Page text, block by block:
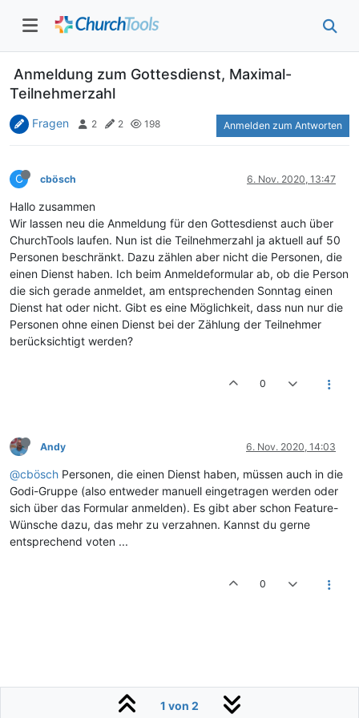
Anmeldung zum Gottesdienst, Maximal-
Teilnehmerzahl
Fragen 2 2 198 Anmelden zum Antworten
C cbösch 6. Nov. 2020, 13:47
Hallo zusammen
Wir lassen neu die Anmeldung für den Gottesdienst auch über
ChurchTools laufen. Nun ist die Teilnehmerzahl ja aktuell auf 50
Personen beschränkt. Dazu zählen aber nicht die Personen, die
einen Dienst haben. Ich beim Anmeldeformular ab, ob die Person
die sich gerade anmeldet, am entsprechenden Sonntag einen
Dienst hat oder nicht. Gibt es eine Möglichkeit, dass nun nur die
Personen ohne einen Dienst bei der Zählung der Teilnehmer
berücksichtigt werden?
0
Andy 6. Nov. 2020, 14:03
@cbösch Personen, die einen Dienst haben, müssen auch in die
Godi-Gruppe (also entweder manuell eingetragen werden oder
sich über das Formular anmelden). Es gibt aber schon Feature-
Wünsche dazu, das mehr zu verzahnen. Kannst du gerne
entsprechend voten ...
0
1 von 2